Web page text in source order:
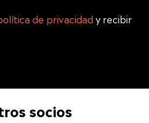
de privacidad y recibir
socios